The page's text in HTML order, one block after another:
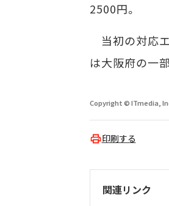
2500円。
当初の対応エ
は大阪府の一
Copyright © ITmedia,
印刷する
関連リンク